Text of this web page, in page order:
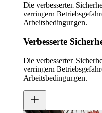
Die verbesserten
verringern
Arbeitsbedingungen.
Verbesserte
Die verbesserten
verringern
Arbeitsbedingungen.